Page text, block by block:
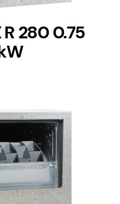
R 280 0.75